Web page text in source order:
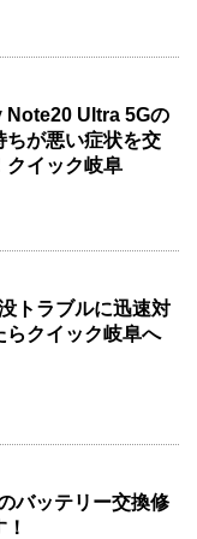
Note20 Ultra 5Gの
ちが悪い症状を交
クイック岐阜
トラブルに迅速対
らクイック岐阜へ
バッテリー交換修